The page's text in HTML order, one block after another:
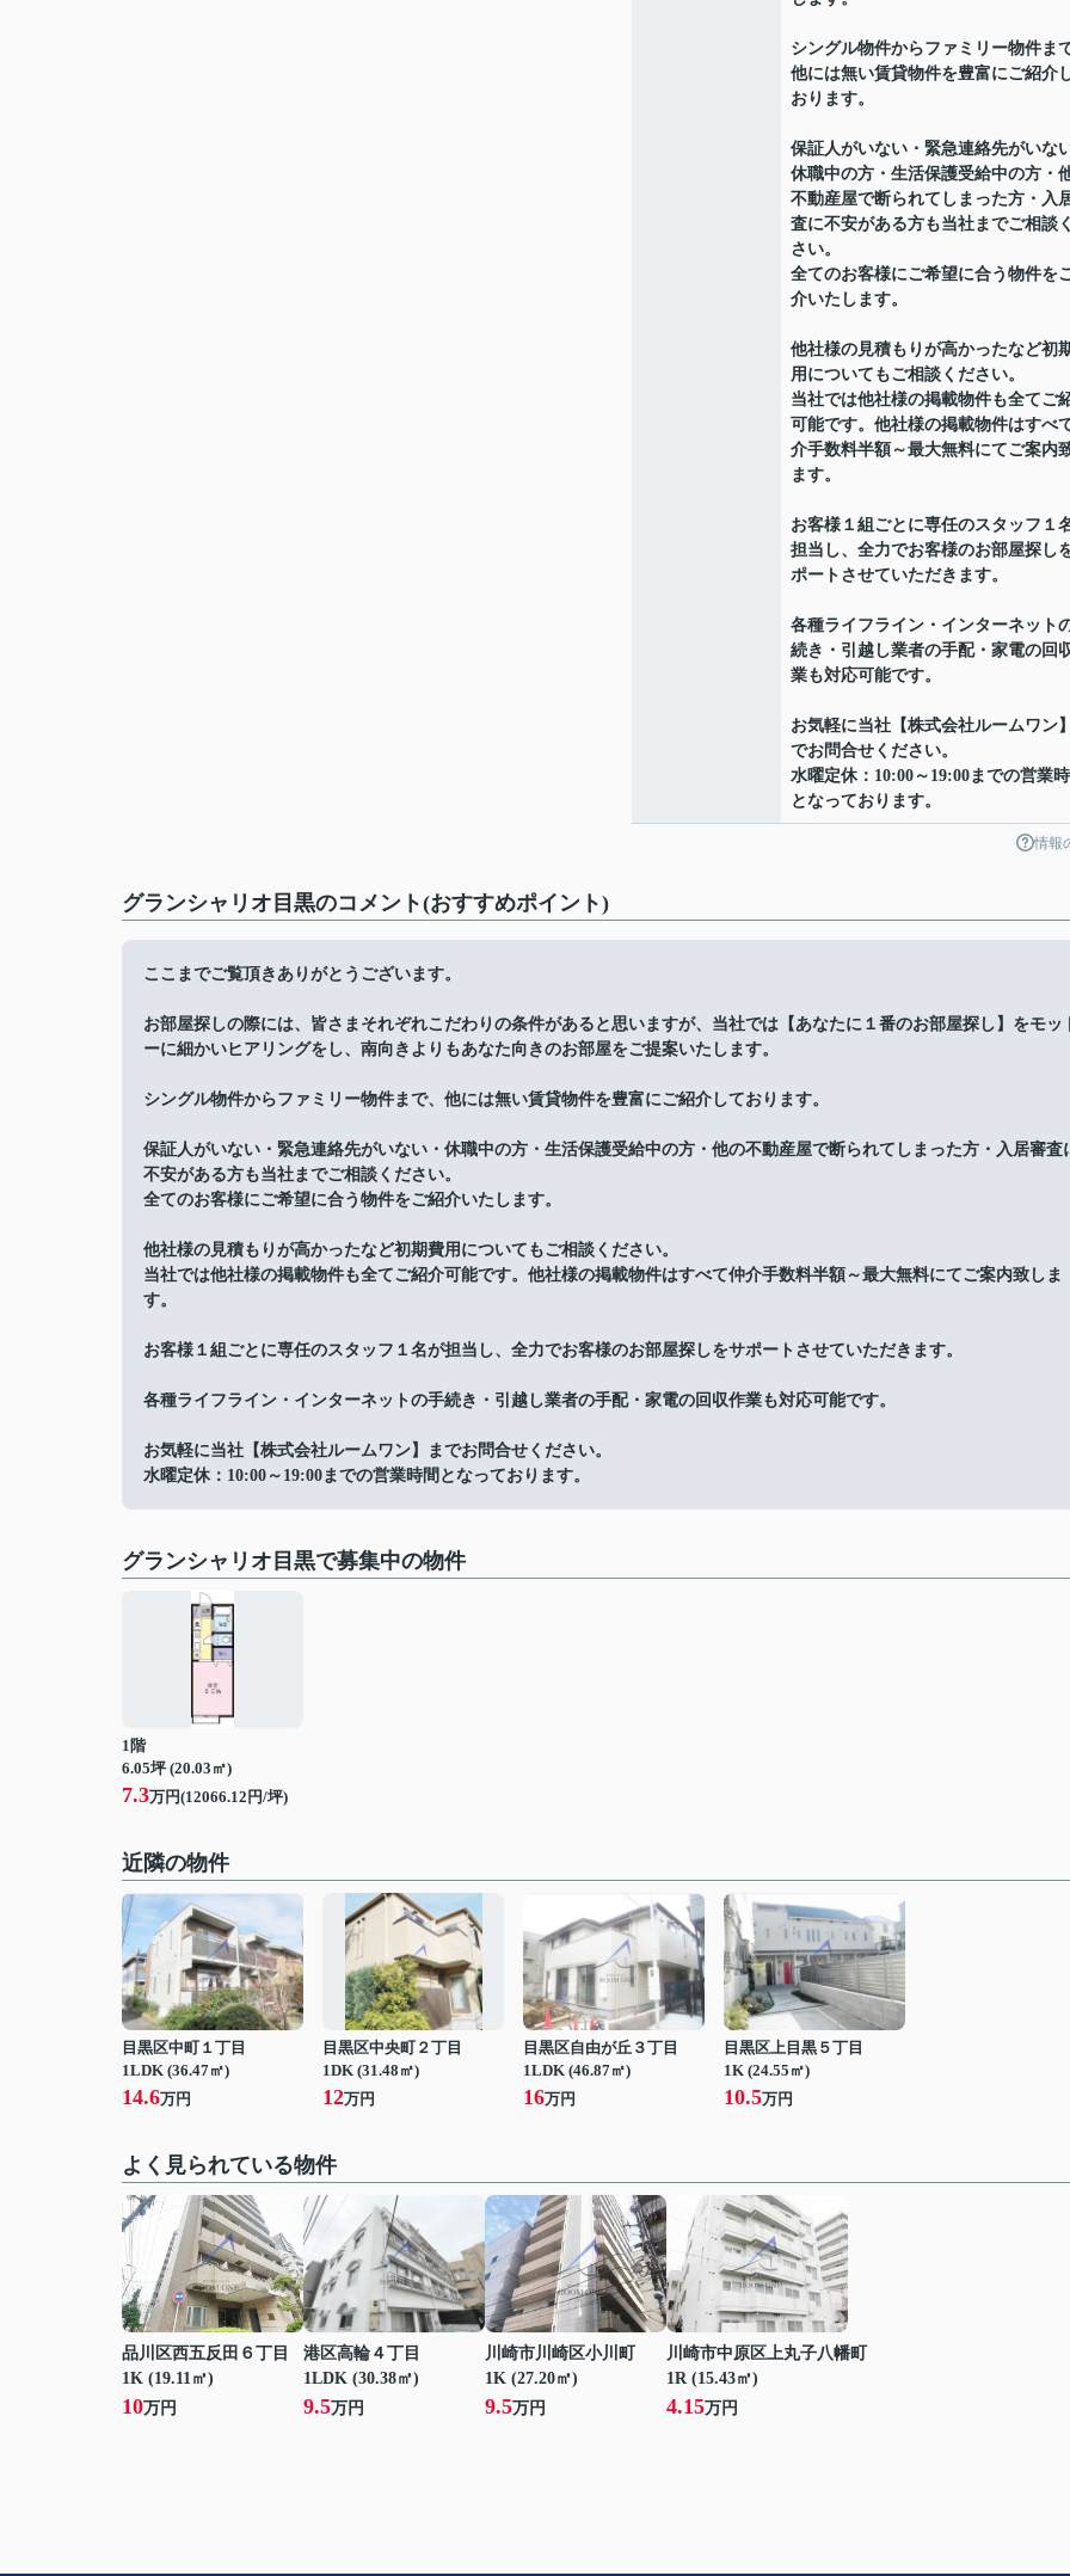
シングル物件からファミリー物件ま
他には無い賃貸物件を豊富にご紹介
おります。
保証人がいない・緊急連絡先がいな
休職中の方・生活保護受給中の方・
不動産屋で断られてしまった方・入
査に不安がある方も当社までご相談
さい。
全てのお客様にご希望に合う物件を
介いたします。
他社様の見積もりが高かったなど初
用についてもご相談ください。
当社では他社様の掲載物件も全てご
可能です。他社様の掲載物件はすべ
介手数料半額～最大無料にてご案内
ます。
お客様１組ごとに専任のスタッフ１
担当し、全力でお客様のお部屋探し
ポートさせていただきます。
各種ライフライン・インターネット
続き・引越し業者の手配・家電の回
業も対応可能です。
お気軽に当社【株式会社ルームワン
でお問合せください。
水曜定休：10:00～19:00までの営業
となっております。
情報
グランシャリオ目黒のコメント(おすすめポイント)
ここまでご覧頂きありがとうございます。
お部屋探しの際には、皆さまそれぞれこだわりの条件があると思いますが、当社では【あなたに１番のお部屋探し】をモッ
ーに細かいヒアリングをし、南向きよりもあなた向きのお部屋をご提案いたします。
シングル物件からファミリー物件まで、他には無い賃貸物件を豊富にご紹介しております。
保証人がいない・緊急連絡先がいない・休職中の方・生活保護受給中の方・他の不動産屋で断られてしまった方・入居審査
不安がある方も当社までご相談ください。
全てのお客様にご希望に合う物件をご紹介いたします。
他社様の見積もりが高かったなど初期費用についてもご相談ください。
当社では他社様の掲載物件も全てご紹介可能です。他社様の掲載物件はすべて仲介手数料半額～最大無料にてご案内致しま
す。
お客様１組ごとに専任のスタッフ１名が担当し、全力でお客様のお部屋探しをサポートさせていただきます。
各種ライフライン・インターネットの手続き・引越し業者の手配・家電の回収作業も対応可能です。
お気軽に当社【株式会社ルームワン】までお問合せください。
水曜定休：10:00～19:00までの営業時間となっております。
グランシャリオ目黒で募集中の物件
1階
6.05坪 (20.03㎡)
7.3万円(12066.12円/坪)
近隣の物件
目黒区中町１丁目
1LDK (36.47㎡)
14.6万円
目黒区中央町２丁目
1DK (31.48㎡)
12万円
目黒区自由が丘３丁目
1LDK (46.87㎡)
16万円
目黒区上目黒５丁目
1K (24.55㎡)
10.5万円
よく見られている物件
品川区西五反田６丁目
1K (19.11㎡)
10万円
港区高輪４丁目
1LDK (30.38㎡)
9.5万円
川崎市川崎区小川町
1K (27.20㎡)
9.5万円
川崎市中原区上丸子八幡町
1R (15.43㎡)
4.15万円